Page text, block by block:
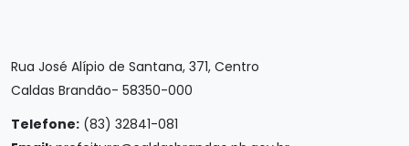
Rua José Alípio de Santana, 371, Centro
Caldas Brandão- 58350-000
Telefone: (83) 32841-081